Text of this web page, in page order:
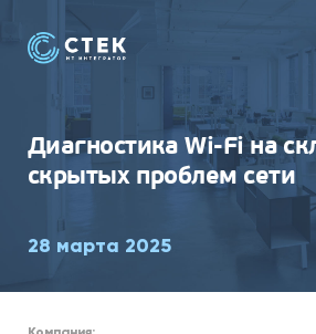
Диагностика Wi-Fi на
скрытых проблем сети
28 марта 2025
СЕТИ И WI-FI